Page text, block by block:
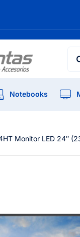
Notebooks
Monitor LED 24″